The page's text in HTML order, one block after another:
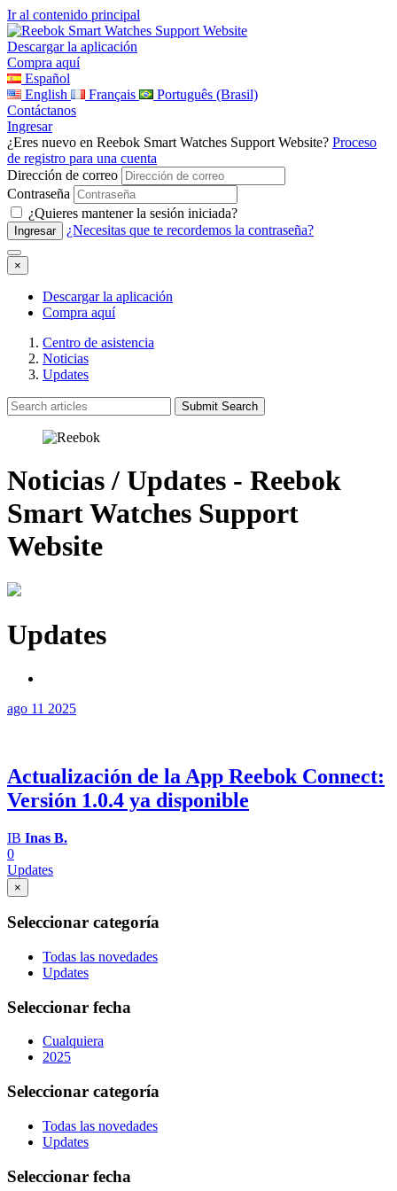
Ir al contenido principal
Descargar la aplicación
Compra aquí
Español
English
Français
Português (Brasil)
Contáctanos
Ingresar
¿Eres nuevo en Reebok Smart Watches Support Website? Proceso
de registro para una cuenta
Dirección de correo
Contraseña
¿Quieres mantener la sesión iniciada?
¿Necesitas que te recordemos la contraseña?
×
Descargar la aplicación
Compra aquí
Centro de asistencia
Noticias
Updates
Submit Search
Noticias / Updates - Reebok
Smart Watches Support
Website
Updates
ago 11 2025
Actualización de la App Reebok Connect:
Versión 1.0.4 ya disponible
IB Inas B.
0
Updates
×
Seleccionar categoría
Todas las novedades
Updates
Seleccionar fecha
Cualquiera
2025
Seleccionar categoría
Todas las novedades
Updates
Seleccionar fecha